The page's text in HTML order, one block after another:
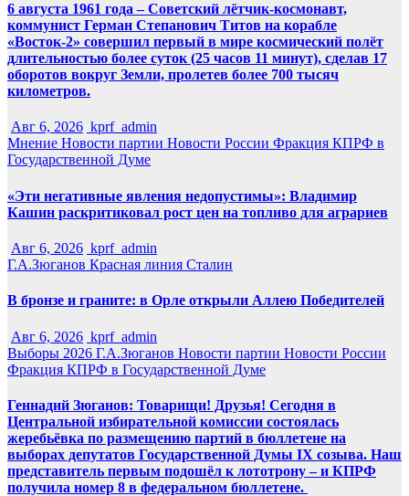
6 августа 1961 года – Советский лётчик-космонавт,
коммунист Герман Степанович Титов на корабле
«Восток-2» совершил первый в мире космический полёт
длительностью более суток (25 часов 11 минут), сделав 17
оборотов вокруг Земли, пролетев более 700 тысяч
километров.
Авг 6, 2026 kprf_admin
Мнение Новости партии Новости России Фракция КПРФ в
Государственной Думе
«Эти негативные явления недопустимы»: Владимир
Кашин раскритиковал рост цен на топливо для аграриев
Авг 6, 2026 kprf_admin
Г.А.Зюганов Красная линия Сталин
В бронзе и граните: в Орле открыли Аллею Победителей
Авг 6, 2026 kprf_admin
Выборы 2026 Г.А.Зюганов Новости партии Новости России
Фракция КПРФ в Государственной Думе
Геннадий Зюганов: Товарищи! Друзья! Сегодня в
Центральной избирательной комиссии состоялась
жеребьёвка по размещению партий в бюллетене на
выборах депутатов Государственной Думы IX созыва. Наш
представитель первым подошёл к лототрону – и КПРФ
получила номер 8 в федеральном бюллетене.